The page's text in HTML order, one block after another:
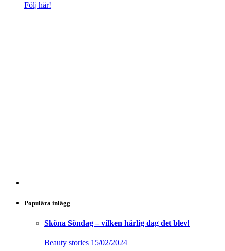
Följ här!
Populära inlägg
Sköna Söndag – vilken härlig dag det blev!
Beauty stories 15/02/2024